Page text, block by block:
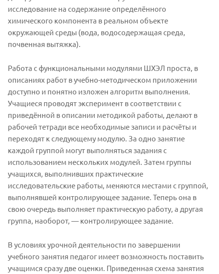
исследование на содержание определённого
химического компонента в реальном объекте
окружающей среды (вода, водосодержащая среда,
почвенная вытяжка).
Работа с функциональными модулями ШХЭЛ проста, в
описаниях работ в учебно-методическом приложении
доступно и понятно изложен алгоритм выполнения.
Учащиеся проводят эксперимент в соответствии с
приведённой в описании методикой работы, делают в
рабочей тетради все необходимые записи и расчёты и
переходят к следующему модулю. За одно занятие
каждой группой могут выполняться задания с
использованием нескольких модулей. Затем группы
учащихся, выполнивших практические
исследовательские работы, меняются местами с группой,
выполнявшей контролирующее задание. Теперь она в
свою очередь выполняет практическую работу, а другая
группа, наоборот, — контролирующее задание.
В условиях урочной деятельности по завершении
учебного занятия педагог имеет возможность поставить
учащимся сразу две оценки. Приведенная схема занятия